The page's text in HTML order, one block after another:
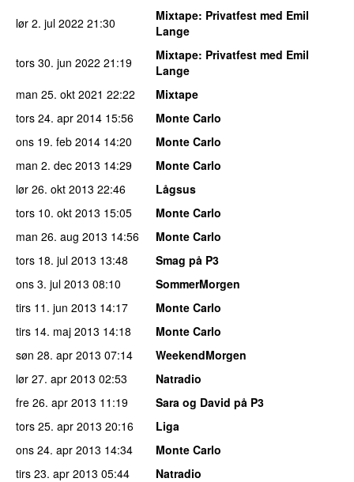
lør 2. jul 2022 21:30 Mixtape: Privatfest med Emil
Lange
tors 30. jun 2022 21:19 Mixtape: Privatfest med Emil
Lange
man 25. okt 2021 22:22
Mixtape
tors 24. apr 2014 15:56
Monte Carlo
ons 19. feb 2014 14:20
Monte Carlo
man 2. dec 2013 14:29
Monte Carlo
lør 26. okt 2013 22:46
Lågsus
tors 10. okt 2013 15:05
Monte Carlo
man 26. aug 2013 14:56
Monte Carlo
tors 18. jul 2013 13:48
Smag på P3
ons 3. jul 2013 08:10
SommerMorgen
tirs 11. jun 2013 14:17
Monte Carlo
tirs 14. maj 2013 14:18
Monte Carlo
søn 28. apr 2013 07:14
WeekendMorgen
lør 27. apr 2013 02:53
Natradio
fre 26. apr 2013 11:19
Sara og David på P3
tors 25. apr 2013 20:16
Liga
ons 24. apr 2013 14:34
Monte Carlo
tirs 23. apr 2013 05:44
Natradio